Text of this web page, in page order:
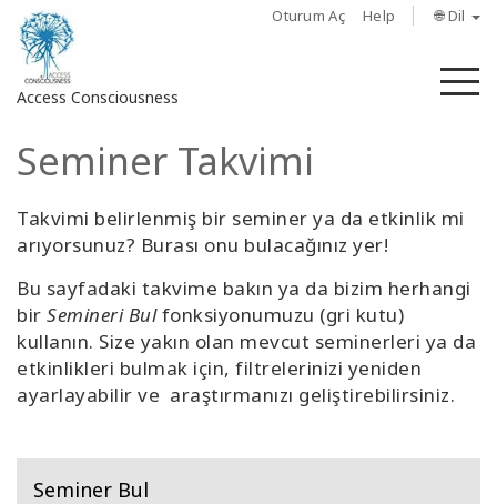
Oturum Aç Help 🌐 Dil
Access Consciousness
Hesabınızda
açın
Access
Bars
Bölgeler
Sınıflar
Seminer Takvimi
Takvimi belirlenmiş bir seminer ya da etkinlik mi
arıyorsunuz? Burası onu bulacağınız yer!
Bu sayfadaki takvime bakın ya da bizim herhangi
bir Semineri Bulfonksiyonumuzu (gri kutu)
kullanın. Size yakın olan mevcut seminerleri ya da
etkinlikleri bulmak için, filtrelerinizi yeniden
ayarlayabilir ve araştırmanızı geliştirebilirsiniz.
Seminer Bul